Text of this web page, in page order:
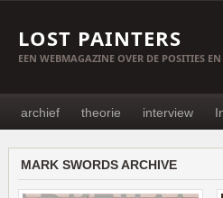
LOST PAINTERS
EEN WEBMAGAZINE OVER DE POSITIES
archief theorie interview
MARK SWORDS ARCHIVE